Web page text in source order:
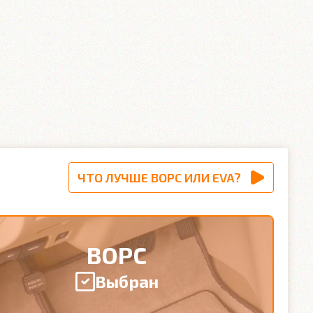
ЧТО ЛУЧШЕ ВОРС ИЛИ EVA?
ВОРС
Выбран